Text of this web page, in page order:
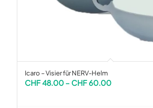
Icaro – Visier für NERV-Helm
CHF48.00 – CHF60.00Preisspanne: